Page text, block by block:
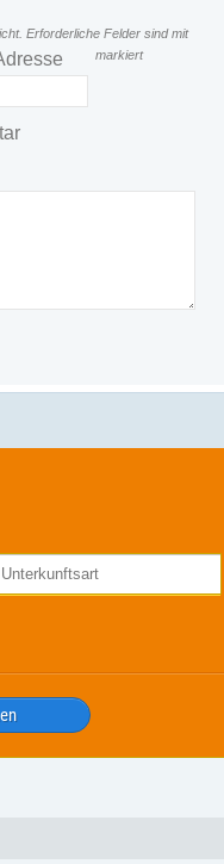
Erforderliche Felder sind mit
markiert